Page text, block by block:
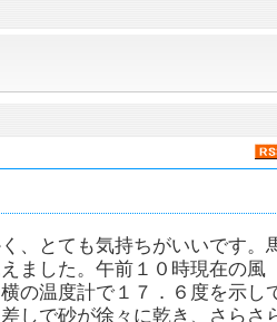
、とても気持ちがいいです。
ました。午前１０時現在の風
の温度計で１７．６度を示し
しで砂が徐々に乾き、さらさ